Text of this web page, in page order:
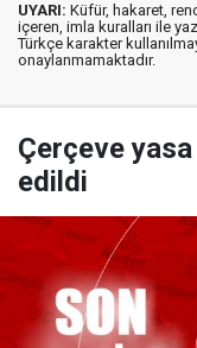
UYARI: Küfür, hakaret,
içeren, imla kuralları ile
Türkçe karakter
onaylanmamaktadır.
Çerçeve
edildi